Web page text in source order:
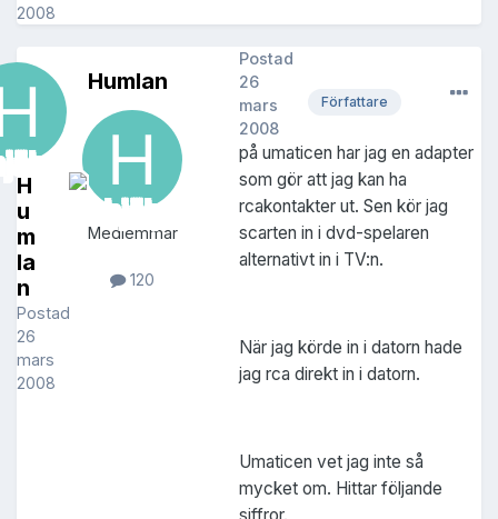
2008
H
u
m
la
n
Postad
26
mars
2008
Humlan
Medlemmar
120
Författare
Postad
26
mars
2008
på umaticen har jag en adapter
som gör att jag kan ha
rcakontakter ut. Sen kör jag
scarten in i dvd-spelaren
alternativt in i TV:n.
När jag körde in i datorn hade
jag rca direkt in i datorn.
Umaticen vet jag inte så
mycket om. Hittar följande